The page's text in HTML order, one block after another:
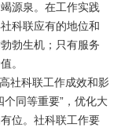
源泉。在工作实践
科联应有的地位和
勃生机；只有服务
。
社科联工作成效和影
同等重要”，优化大
位。社科联工作要